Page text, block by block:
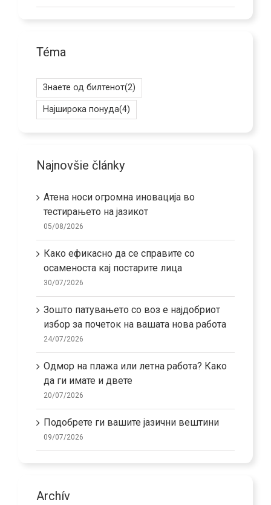
Téma
Знаете од билтенот(2)
Најширока понуда(4)
Najnovšie články
Атена носи огромна иновација во
тестирањето на јазикот
05/08/2026
Како ефикасно да се справите со
осаменоста кај постарите лица
30/07/2026
Зошто патувањето со воз е најдобриот
избор за почеток на вашата нова работа
24/07/2026
Одмор на плажа или летна работа? Како
да ги имате и двете
20/07/2026
Подобрете ги вашите јазични вештини
09/07/2026
Archív